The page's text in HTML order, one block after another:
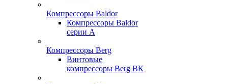
Компрессоры Baldor
Компрессоры Baldor
серии A
Компрессоры Berg
Винтовые
компрессоры Berg ВК